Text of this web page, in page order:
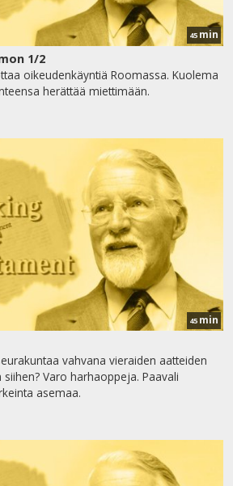
45 min
1/2
oikeudenkäyntiä Roomassa. Kuolema
herättää miettimään.
45 min
vahvana vieraiden aatteiden
Varo harhaoppeja. Paavali
asemaa.